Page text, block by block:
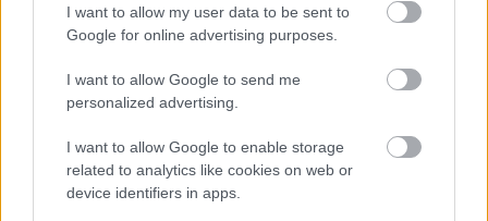
I want to allow my user data to be sent to
Google for online advertising purposes.
I want to allow Google to send me
personalized advertising.
I want to allow Google to enable storage
related to analytics like cookies on web or
device identifiers in apps.
Kosztolányi Showcaseprogramjában az utóbbi
hat év termését láthatják a nézők 2011. október
21-23. között Szabadkán, a Kosztolányi Dezső
Színházban. A produkciók bemutatójuk
sorrendjében kerülnek a közönség elé: